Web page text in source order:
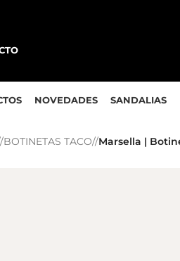
NOVEDADES SANDALIAS
BOTINETAS TACO/ Marsella |